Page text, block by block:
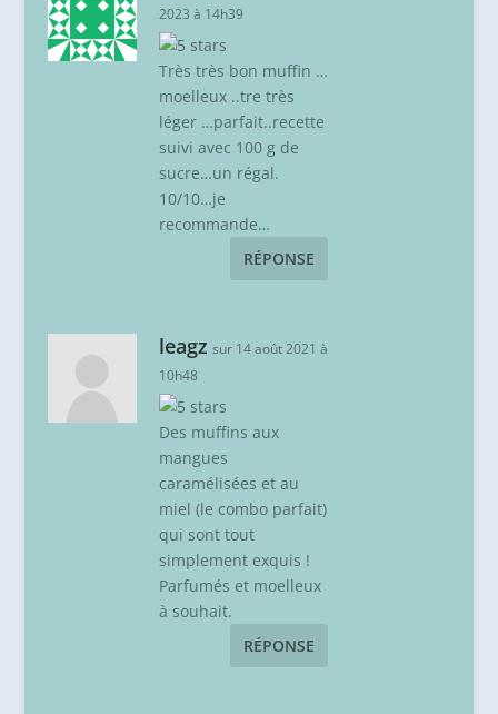
2023 à 14h39
Très très bon muffin …
moelleux ..tre très
léger …parfait..recette
suivi avec 100 g de
sucre…un régal.
10/10…je
recommande…
RÉPONSE
leagz sur 14 août 2021 à
10h48
Des muffins aux
mangues
caramélisées et au
miel (le combo parfait)
qui sont tout
simplement exquis !
Parfumés et moelleux
à souhait.
RÉPONSE